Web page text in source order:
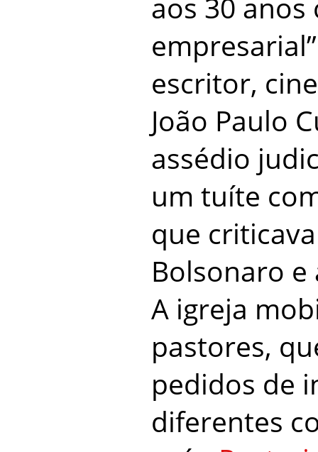
escritor,
João Paulo
assédio
um tuíte
que
Bolsonaro e
A igreja
pastores,
pedidos de
diferentes